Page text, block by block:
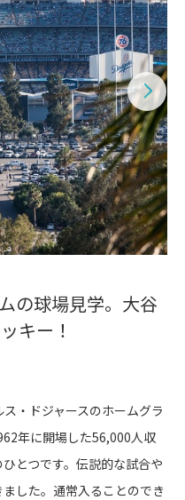
の球場見学。大谷
キー！
・ドジャースのホームグラ
年に開場した56,000人収
とつです。伝説的な試合や
した。通常入ることのでき